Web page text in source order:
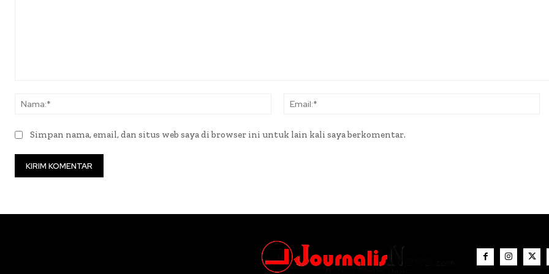
Nama:*
Simpan nama, email, dan situs web saya di browser ini untuk lain kali saya berkomentar.